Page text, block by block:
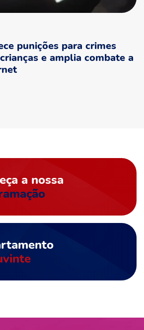
punições para crimes
e amplia combate a
a nossa